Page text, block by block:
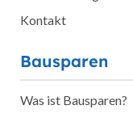
Kontakt
Bausparen
Was ist Bausparen?